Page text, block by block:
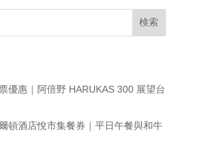
検索
優惠｜阿倍野 HARUKAS 300 展望台
頓酒店悅市集餐券｜平日午餐與和牛